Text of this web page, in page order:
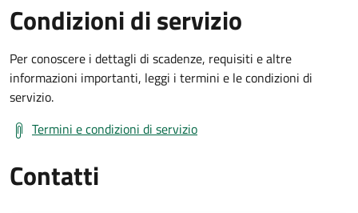
Condizioni di servizio
Per conoscere i dettagli di scadenze, requisiti e altre
informazioni importanti, leggi i termini e le condizioni di
servizio.
Termini e condizioni di servizio
Contatti